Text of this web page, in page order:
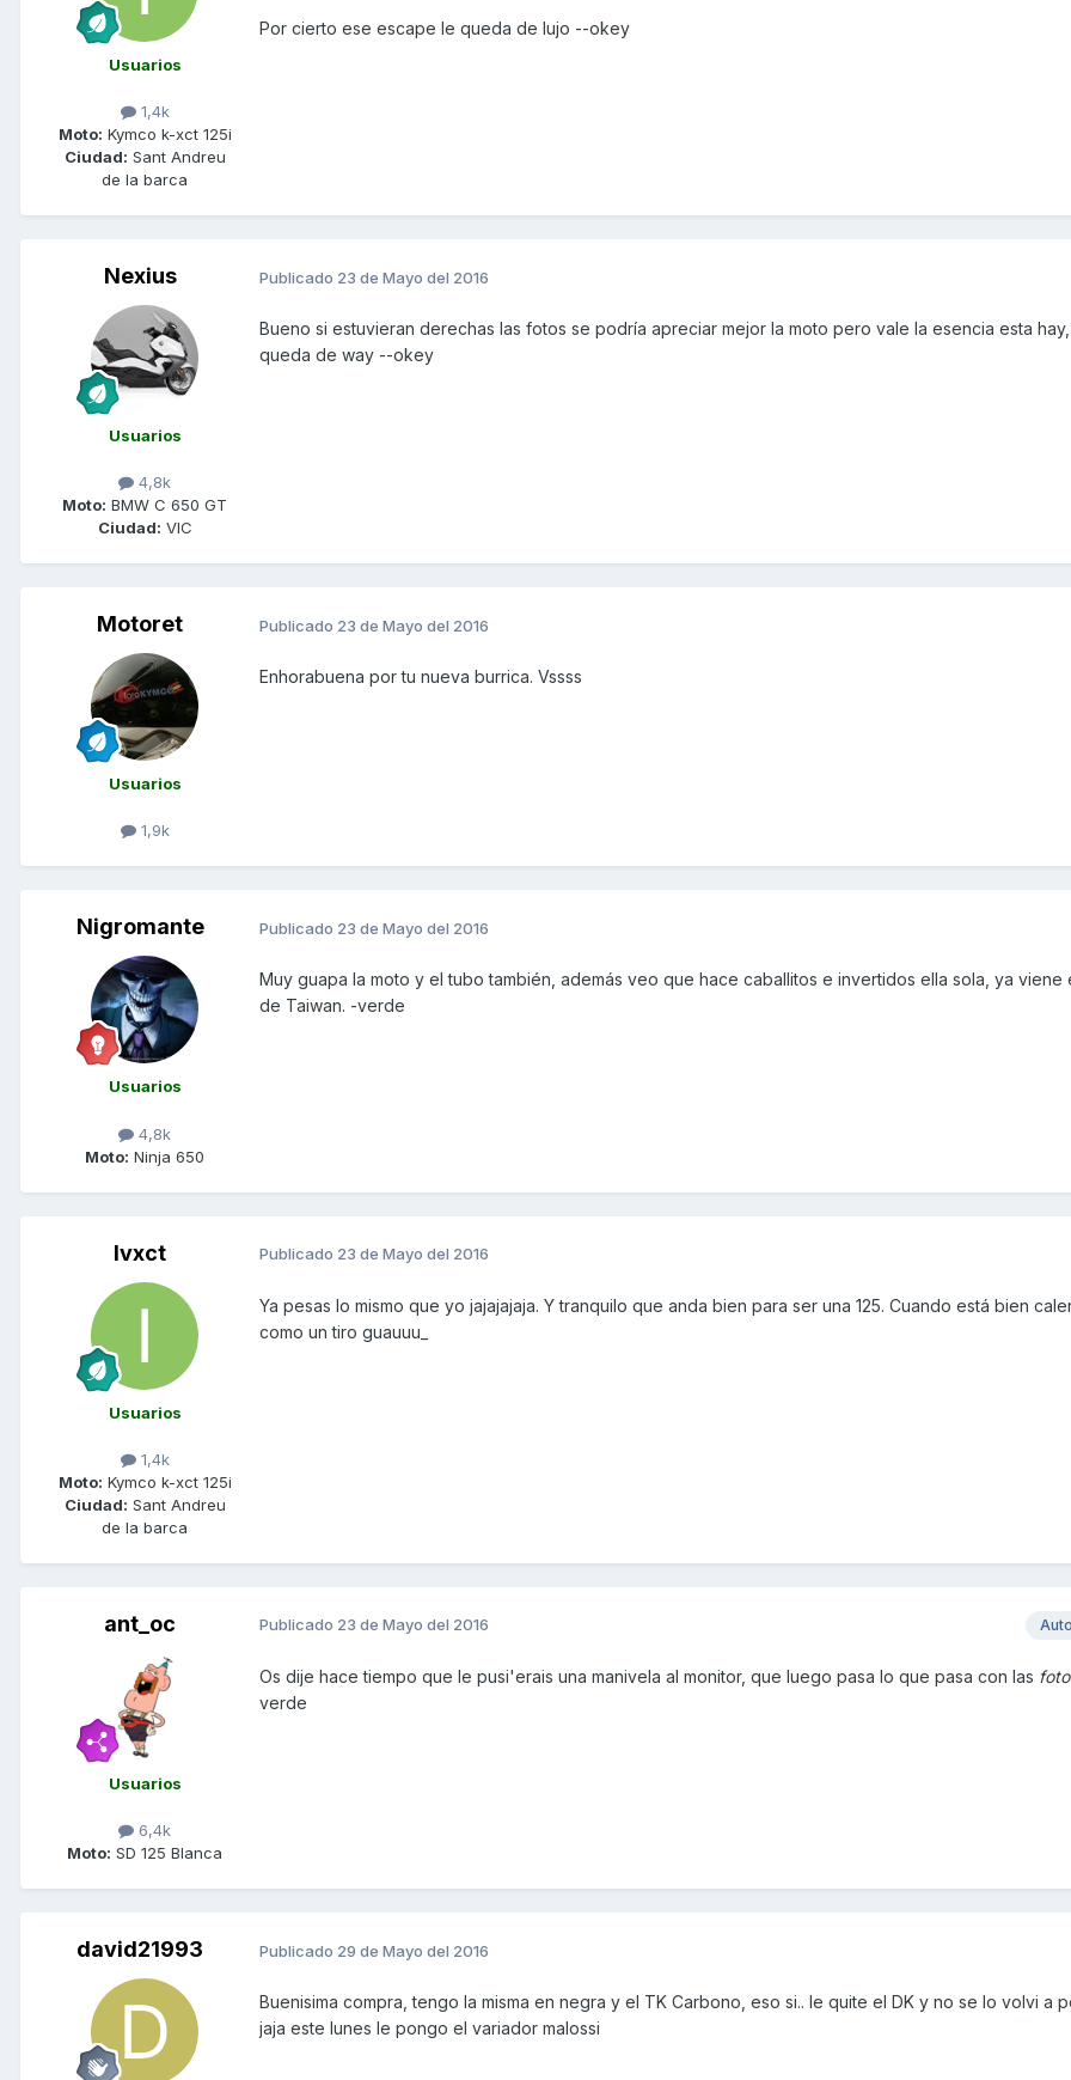
Usuarios
1,4k
Moto: Kymco k-xct 125i
Ciudad: Sant Andreu
de la barca
Por cierto ese escape le queda de lujo --okey
Nexius
Usuarios
4,8k
Moto: BMW C 650 GT
Ciudad: VIC
Publicado 23 de Mayo del 2016
Bueno si estuvieran derechas las fotos se podría apreciar mejor la moto pero vale la esencia esta
queda de way --okey
Motoret
Usuarios
1,9k
Publicado 23 de Mayo del 2016
Enhorabuena por tu nueva burrica. Vssss
Nigromante
Usuarios
4,8k
Moto: Ninja 650
Publicado 23 de Mayo del 2016
Muy guapa la moto y el tubo también, además veo que hace caballitos e invertidos ella sola, ya viene
de Taiwan. -verde
Ivxct
Usuarios
1,4k
Moto: Kymco k-xct 125i
Ciudad: Sant Andreu
de la barca
Publicado 23 de Mayo del 2016
Ya pesas lo mismo que yo jajajajaja. Y tranquilo que anda bien para ser una 125. Cuando está bien
como un tiro guauuu_
ant_oc
Usuarios
6,4k
Moto: SD 125 Blanca
Publicado 23 de Mayo del 2016
Os dije hace tiempo que le pusi'erais una manivela al monitor, que luego pasa lo que pasa con las
verde
david21993 Publicado 29 de Mayo del 2016
Buenisima compra, tengo la misma en negra y el TK Carbono, eso si.. le quite el DK y no se lo volvi a
jaja este lunes le pongo el variador malossi